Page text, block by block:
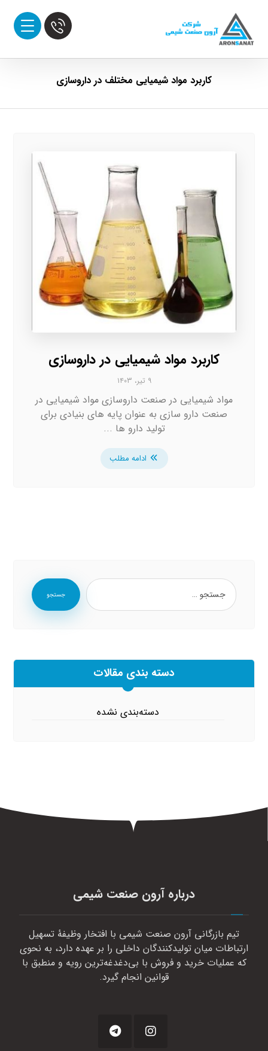
کاربرد مواد شیمیایی مختلف در داروسازی
کاربرد مواد شیمیایی در داروسازی
۹ تیر، ۱۴۰۳
مواد شیمیایی در صنعت داروسازی مواد شیمیایی در
صنعت دارو سازی به عنوان پایه های بنیادی برای
تولید دارو ها ...
ادامه مطلب
جستجو
دسته بندی مقالات
دسته‌بندی نشده
درباره آرون صنعت شیمی
تیم بازرگانی آرون صنعت شیمی با افتخار وظیفهٔ تسهیل
ارتباطات میان تولیدکنندگان داخلی را بر عهده دارد، به نحوی
که عملیات خرید و فروش با بی‌دغدغه‌ترین رویه و منطبق با
قوانین انجام گیرد.